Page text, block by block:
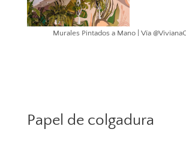
Murales Pintados a Mano | Vía
Papel de colgadura